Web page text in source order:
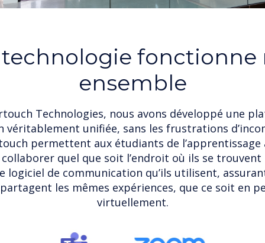
fonctionne
ensemble
Technologies, nous avons développé une
véritablement unifiée, sans les frustrations
permettent aux étudiants de l’apprentissage
quel que soit l’endroit où ils se
logiciel de communication qu’ils utilisent,
les mêmes expériences, que ce soit en
virtuellement.